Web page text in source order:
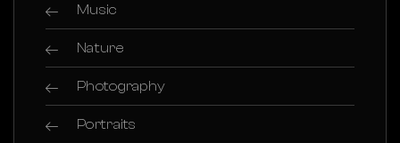
Music
Nature
Photography
Portraits